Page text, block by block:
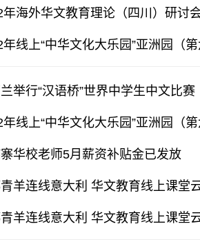
年海外华文教育理论（四川）研讨
年线上“中华文化大乐园”亚洲园（
举行“汉语桥”世界中学生中文比赛
年线上“中华文化大乐园”亚洲园（
华校老师5月薪资补贴金已发放
羊连线意大利 华文教育线上课堂
羊连线意大利 华文教育线上课堂